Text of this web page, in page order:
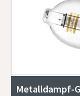
Metalldampf-